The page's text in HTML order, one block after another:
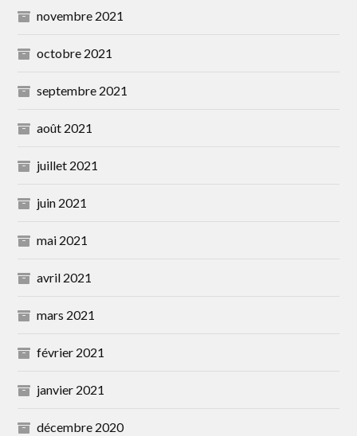
novembre 2021
octobre 2021
septembre 2021
août 2021
juillet 2021
juin 2021
mai 2021
avril 2021
mars 2021
février 2021
janvier 2021
décembre 2020